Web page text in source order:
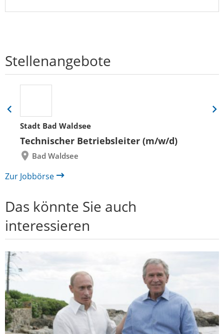
Stellenangebote
Stadt Bad Waldsee
Technischer Betriebsleiter (m/w/d)
Bad Waldsee
Folie
zurück
Eine
Zur Jobbörse
Das könnte Sie auch
interessieren